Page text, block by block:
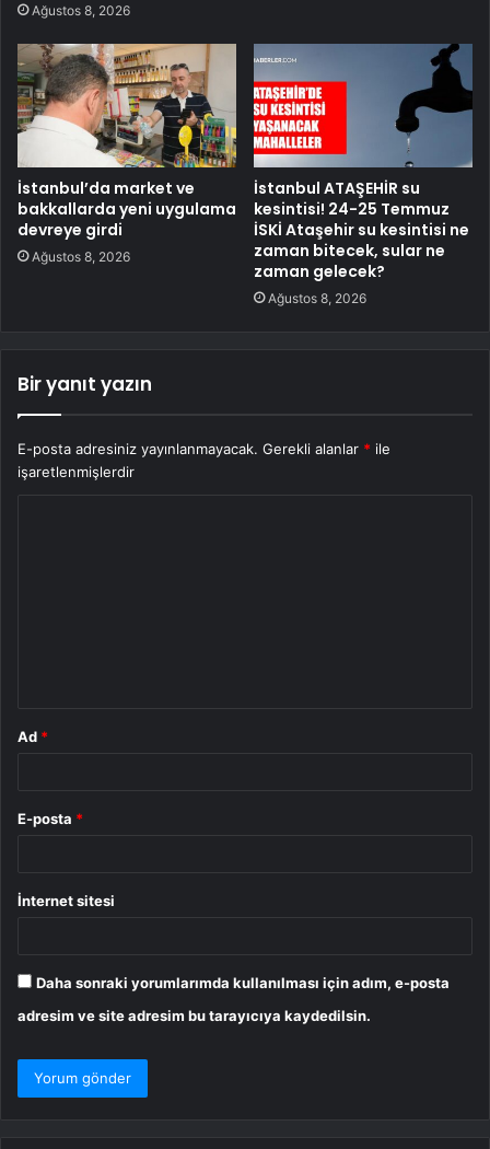
Ağustos 8, 2026
İstanbul’da market ve
bakkallarda yeni uygulama
devreye girdi
Ağustos 8, 2026
İstanbul ATAŞEHİR su
kesintisi! 24-25 Temmuz
İSKİ Ataşehir su kesintisi ne
zaman bitecek, sular ne
zaman gelecek?
Ağustos 8, 2026
Bir yanıt yazın
E-posta adresiniz yayınlanmayacak. Gerekli alanlar * ile
işaretlenmişlerdir
Ad *
E-posta *
İnternet sitesi
Daha sonraki yorumlarımda kullanılması için adım, e-posta
adresim ve site adresim bu tarayıcıya kaydedilsin.